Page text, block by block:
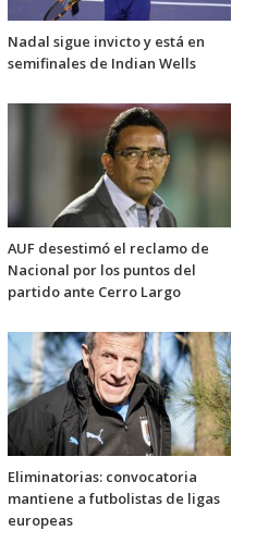
Nadal sigue invicto y está en
semifinales de Indian Wells
AUF desestimó el reclamo de
Nacional por los puntos del
partido ante Cerro Largo
Eliminatorias: convocatoria
mantiene a futbolistas de ligas
europeas